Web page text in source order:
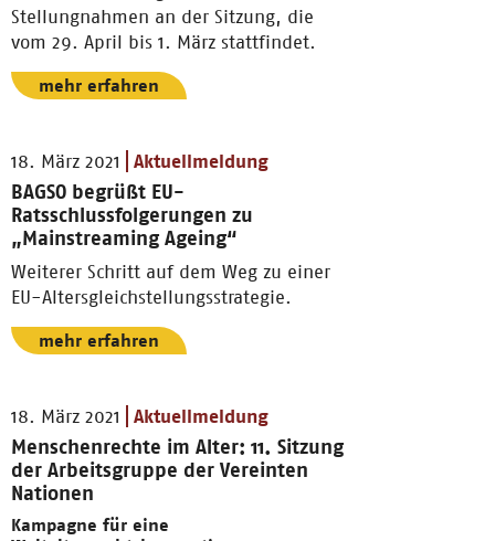
Stellungnahmen an der Sitzung, die
vom 29. April bis 1. März stattfindet.
mehr erfahren
18. März 2021 Aktuellmeldung
BAGSO begrüßt EU-
Ratsschlussfolgerungen zu
„Mainstreaming Ageing“
Weiterer Schritt auf dem Weg zu einer
EU-Altersgleichstellungsstrategie.
mehr erfahren
18. März 2021 Aktuellmeldung
Menschenrechte im Alter: 11. Sitzung
der Arbeitsgruppe der Vereinten
Nationen
Kampagne für eine